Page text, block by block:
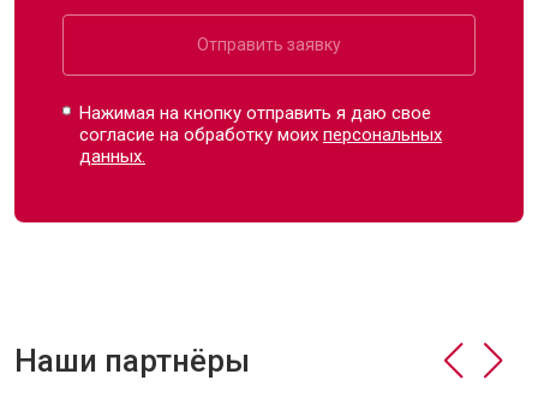
Отправить заявку
Нажимая на кнопку отправить я даю свое
согласие на обработку моихперсональных
данных.
Наши партнёры